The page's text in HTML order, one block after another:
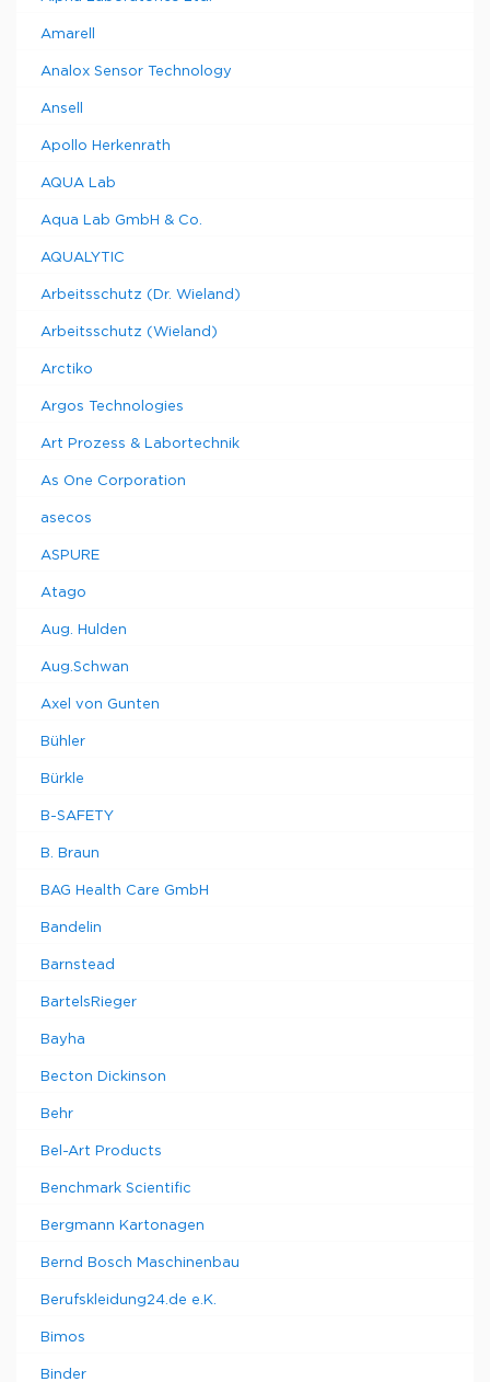
Amarell
Analox Sensor Technology
Ansell
Apollo Herkenrath
AQUA Lab
Aqua Lab GmbH & Co.
AQUALYTIC
Arbeitsschutz (Dr. Wieland)
Arbeitsschutz (Wieland)
Arctiko
Argos Technologies
Art Prozess & Labortechnik
As One Corporation
asecos
ASPURE
Atago
Aug. Hulden
Aug.Schwan
Axel von Gunten
Bühler
Bürkle
B-SAFETY
B. Braun
BAG Health Care GmbH
Bandelin
Barnstead
BartelsRieger
Bayha
Becton Dickinson
Behr
Bel-Art Products
Benchmark Scientific
Bergmann Kartonagen
Bernd Bosch Maschinenbau
Berufskleidung24.de e.K.
Bimos
Binder